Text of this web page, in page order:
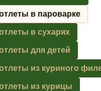
в пароварке
в сухарях
для детей
из куриного
из курицы